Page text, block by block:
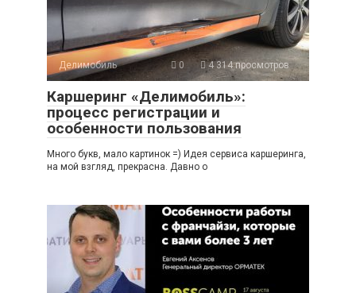
Делимобиль 0 4 314 просмотров
Каршеринг «Делимобиль»:
процесс регистрации и
особенности пользования
Много букв, мало картинок =) Идея сервиса каршеринга,
на мой взгляд, прекрасна. Давно о